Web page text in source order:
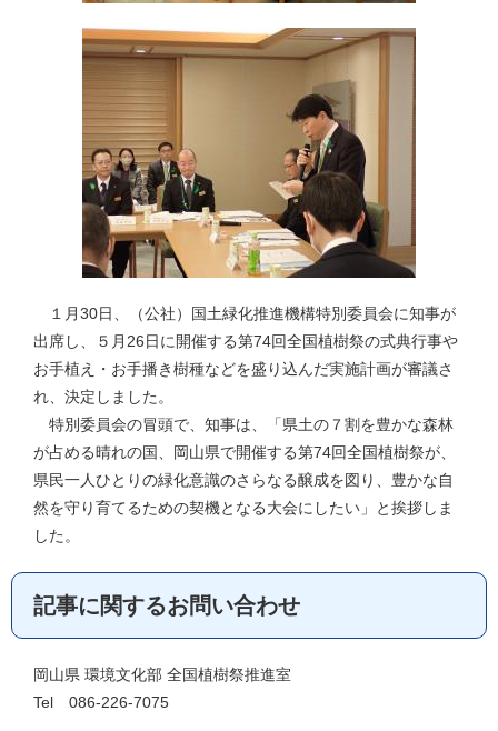
１月30日、（公社）国土緑化推進機構特別委員会に知事が
出席し、５月26日に開催する第74回全国植樹祭の式典行事や
お手植え・お手播き樹種などを盛り込んだ実施計画が審議さ
れ、決定しました。
特別委員会の冒頭で、知事は、「県土の７割を豊かな森林
が占める晴れの国、岡山県で開催する第74回全国植樹祭が、
県民一人ひとりの緑化意識のさらなる醸成を図り、豊かな自
然を守り育てるための契機となる大会にしたい」と挨拶しま
した。
記事に関するお問い合わせ
岡山県 環境文化部 全国植樹祭推進室
Tel 086-226-7075